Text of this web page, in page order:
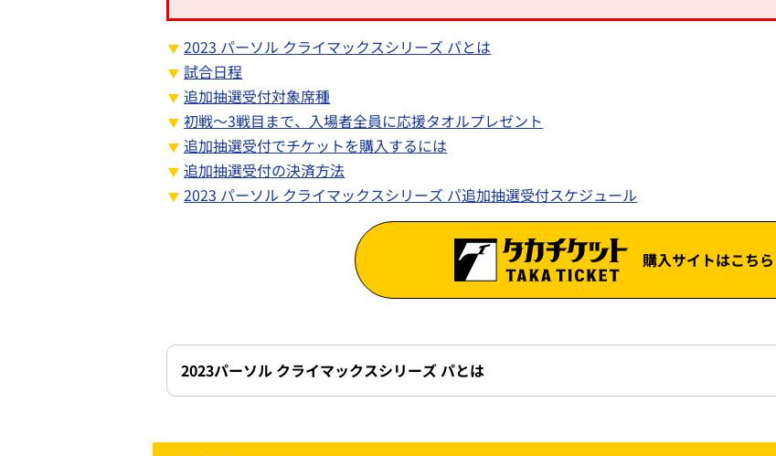
2023 パーソル クライマックスシリーズ パとは
試合日程
追加抽選受付対象席種
初戦～3戦目まで、入場者全員に応援タオルプレゼント
追加抽選受付でチケットを購入するには
追加抽選受付の決済方法
2023 パーソル クライマックスシリーズ パ追加抽選受付スケジュール
購入サイトはこちら
2023パーソル クライマックスシリーズ パとは